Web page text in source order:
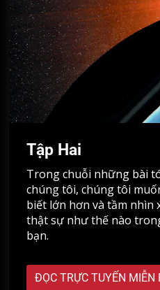
Tập Hai
Trong chuỗi những bài
chúng tôi, chúng tôi
biết lớn hơn và tầm nhìn
thật sự như thế nào
bạn.
ĐỌC TRỰC TUYẾN MIỄN